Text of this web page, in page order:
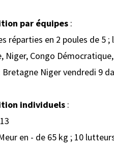
par équipes :
réparties en 2 poules de 5 ;
Niger, Congo
Bretagne Niger vendredi 9
individuels :
en - de 65 kg ; 10